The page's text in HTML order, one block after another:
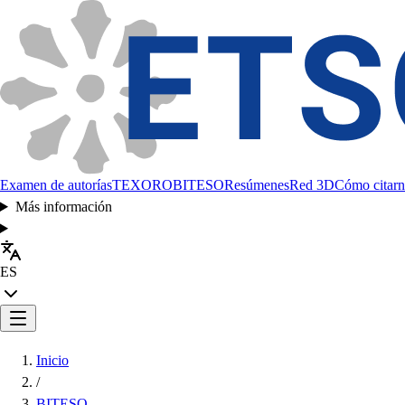
Examen de autoríasTEXOROBITESOResúmenesRed 3DCómo
Más información
ES
Inicio
/